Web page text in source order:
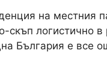
на местния
скъп логистично
България е все